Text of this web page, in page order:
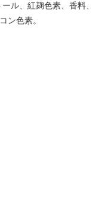
ル、紅麹色素、香料、
ン色素。